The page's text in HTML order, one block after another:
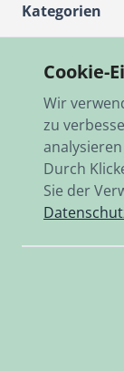
Kategorien
Kundendienst
RBO-Ing.
Mein Konto
SPRACHE
Cookie-
Wir
zu
Durch
Sie der